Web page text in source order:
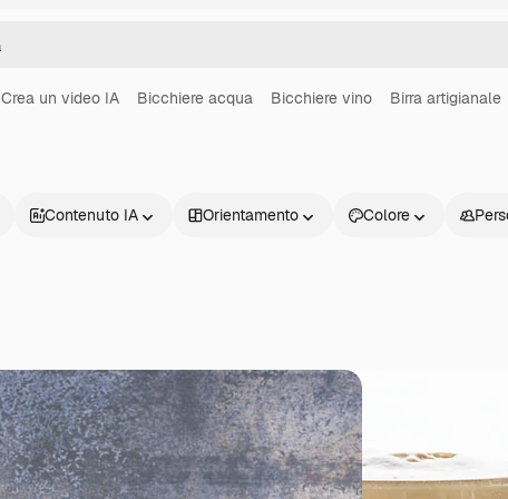
Crea un video IA Bicchiere acqua Bicchiere vino Birra artigianale
Contenuto IA Orientamento Colore
Prodotti Inizia